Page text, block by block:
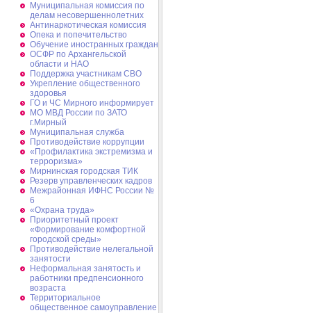
Муниципальная комиссия по
делам несовершеннолетних
Антинаркотическая комиссия
Опека и попечительство
Обучение иностранных граждан
ОСФР по Архангельской
области и НАО
Поддержка участникам СВО
Укрепление общественного
здоровья
ГО и ЧС Мирного информирует
МО МВД России по ЗАТО
г.Мирный
Муниципальная cлужба
Противодействие коррупции
«Профилактика экстремизма и
терроризма»
Мирнинская городская ТИК
Резерв управленческих кадров
Межрайонная ИФНС России №
6
«Охрана труда»
Приоритетный проект
«Формирование комфортной
городской среды»
Противодействие нелегальной
занятости
Неформальная занятость и
работники предпенсионного
возраста
Территориальное
общественное самоуправление